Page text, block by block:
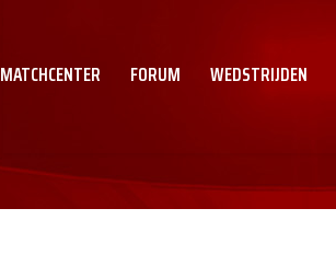
MATCHCENTER FORUM WEDSTRIJDEN